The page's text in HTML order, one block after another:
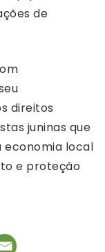
de
direitos
juninas que
local
e proteção